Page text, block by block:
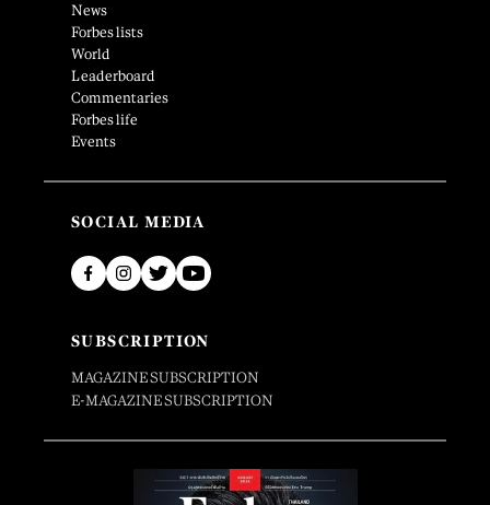
News
Forbes lists
World
Leaderboard
Commentaries
Forbes life
Events
SOCIAL MEDIA
SUBSCRIPTION
MAGAZINE SUBSCRIPTION
E-MAGAZINE SUBSCRIPTION